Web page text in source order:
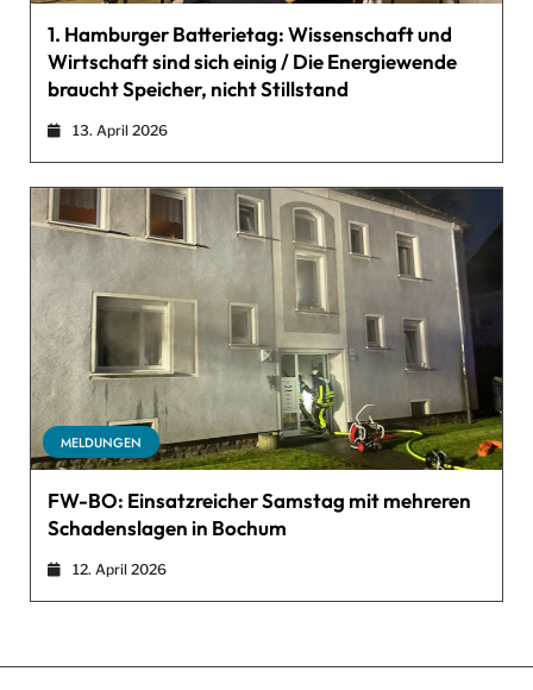
1. Hamburger Batterietag: Wissenschaft und
Wirtschaft sind sich einig / Die Energiewende
braucht Speicher, nicht Stillstand
13. April 2026
MELDUNGEN
FW-BO: Einsatzreicher Samstag mit mehreren
Schadenslagen in Bochum
12. April 2026